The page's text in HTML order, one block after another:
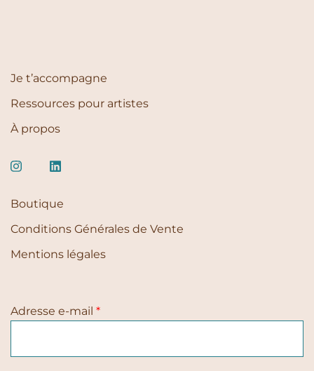
Je t’accompagne
Ressources pour artistes
À propos
Boutique
Conditions Générales de Vente
Mentions légales
Adresse e-mail *